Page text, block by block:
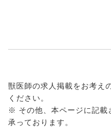
獣医師の求人掲載をお考え
ください。
※ その他、本ページに記載
承っております。